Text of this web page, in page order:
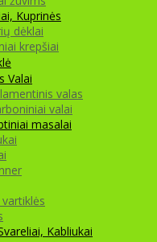
Kuprinės
dėklai
krepšiai
Valai
valas
valai
masalai
Kabliukai